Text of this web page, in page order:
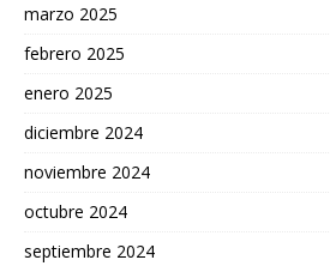
marzo 2025
febrero 2025
enero 2025
diciembre 2024
noviembre 2024
octubre 2024
septiembre 2024